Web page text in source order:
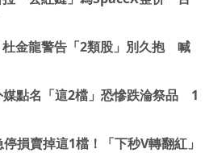
杜金龍警告「2類股」別久抱 喊
點名「這2檔」恐慘跌淪祭品 1
損賣掉這1檔！「下秒V轉翻紅」